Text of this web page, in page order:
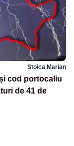
Stoica Marian
cod portocaliu
de 41 de